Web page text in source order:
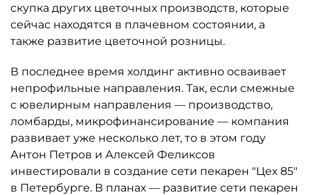
скупка других цветочных производств, которые
сейчас находятся в плачевном состоянии, а
также развитие цветочной розницы.
В последнее время холдинг активно осваивает
непрофильные направления. Так, если смежные
с ювелирным направления — производство,
ломбарды, микрофинансирование — компания
развивает уже несколько лет, то в этом году
Антон Петров и Алексей Феликсов
инвестировали в создание сети пекарен "Цех 85"
в Петербурге. В планах — развитие сети пекарен